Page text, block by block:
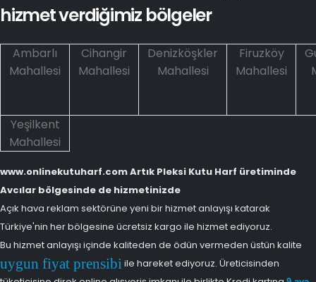
hizmet verdiğimiz bölgeler
Ambarlı
Mahallesi
Cihangir
Mahallesi
Denizköşkler
Mahallesi
Firuzköy
Mahallesi
Yeşilkent
Mahallesi
www.onlinekutuharf.com Artık Pleksi Kutu Harf üretiminde
Avcılar bölgesinde de hizmetinizde
Açık hava reklam sektörüne yeni bir hizmet anlayışı katarak
Türkiye'nin her bölgesine ücretsiz kargo ile hizmet ediyoruz.
Bu hizmet anlayışı içinde kaliteden de ödün vermeden üstün kalite
uygun fiyat prensibi ile hareket ediyoruz. Üreticisinden